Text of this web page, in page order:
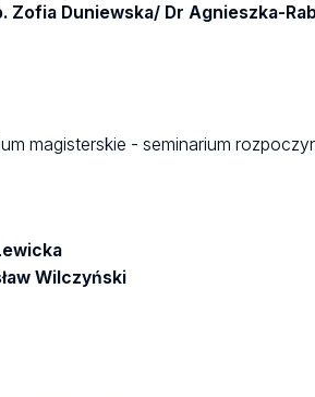
Zofia Duniewska/ Dr Agnieszka-
magisterskie - seminarium
Wilczyński